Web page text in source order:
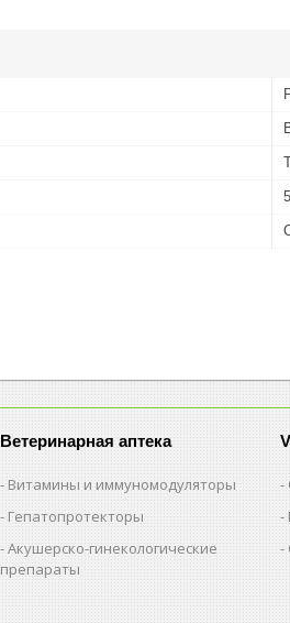
Ветеринарная аптека
Витамины и иммуномодуляторы
Гепатопротекторы
Акушерско-гинекологические
препараты